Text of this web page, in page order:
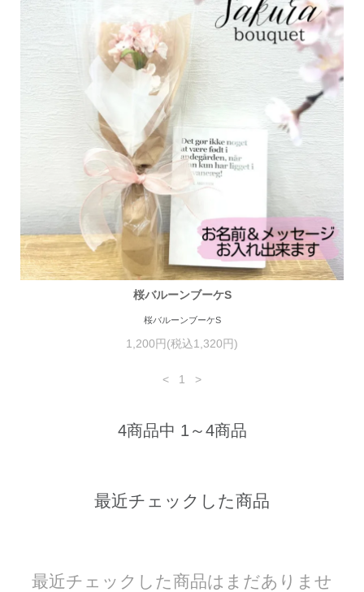
桜バルーンブーケS
桜バルーンブーケS
1,200円(税込1,320円)
< 1 >
4商品中 1～4商品
最近チェックした商品
最近チェックした商品はまだありませ